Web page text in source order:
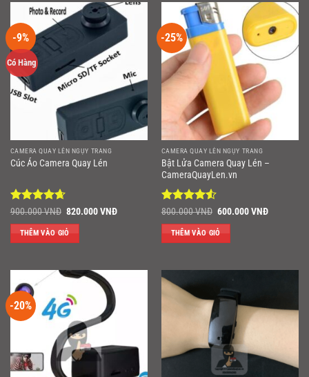
-9%
Có Hàng
CAMERA QUAY LÉN NGỤY TRANG
Cúc Áo Camera Quay Lén
Được xếp
hạng4.67
5 sao
900.000VNĐ Giá
là:
900.000 VNĐ.
820.000VNĐGiá
820.000 VNĐ.
THÊM VÀO GIỎ
-25%
CAMERA QUAY LÉN NGỤY TRANG
Bật Lửa Camera Quay Lén –
CameraQuayLen.vn
Được xếp
hạng4.5
5 sao
800.000VNĐ Giá
là:
800.000 VNĐ.
600.000VNĐGiá
THÊM VÀO GIỎ
-20%